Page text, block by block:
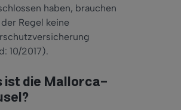
haben, brauchen
der Regel keine
10/2017).
ist die Mallorca-